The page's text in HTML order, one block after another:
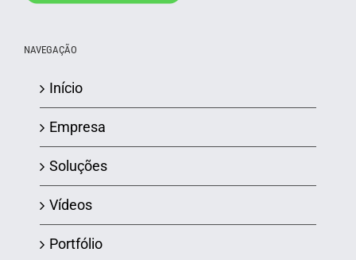
NAVEGAÇÃO
Início
Empresa
Soluções
Vídeos
Portfólio